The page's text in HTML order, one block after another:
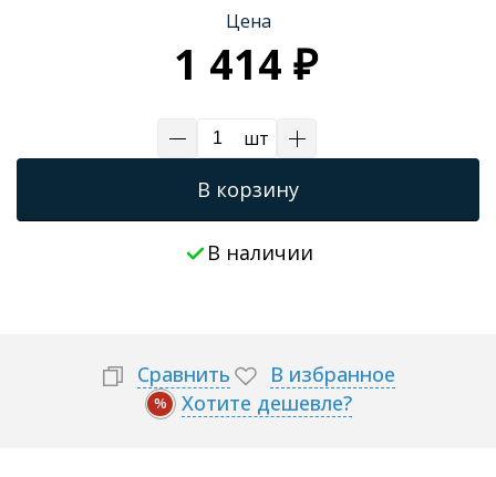
Трапы для душевых
Цена
1 414 ₽
шт
В корзину
В наличии
Сравнить В избранное
% Хотите дешевле?